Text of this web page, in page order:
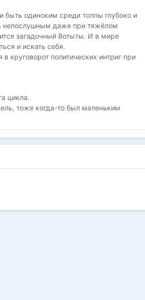
одиноким среди толпы глубоко и
даже при тяжёлом
загадочный Вотыты. И в мире
и искать себя.
круговорот политических интриг при
цикла.
тоже когда-то был маленьким